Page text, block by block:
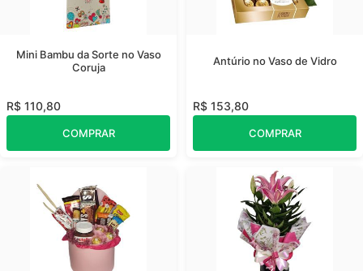
Mini Bambu da Sorte no Vaso
Coruja
R$ 110,80
COMPRAR
Antúrio no Vaso de Vidro
R$ 153,80
COMPRAR